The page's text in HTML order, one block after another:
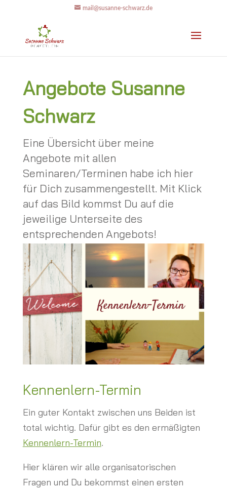
mail@susanne-schwarz.de
Angebote Susanne
Schwarz
Eine Übersicht über meine
Angebote mit allen
Seminaren/Terminen habe ich hier
für Dich zusammengestellt. Mit Klick
auf das Bild kommst Du auf die
jeweilige Unterseite des
entsprechenden Angebots!
Kennenlern-Termin
Ein guter Kontakt zwischen uns Beiden ist
total wichtig. Dafür gibt es den ermäßigten
Kennenlern-Termin.
Hier klären wir alle organisatorischen
Fragen und Du bekommst einen ersten